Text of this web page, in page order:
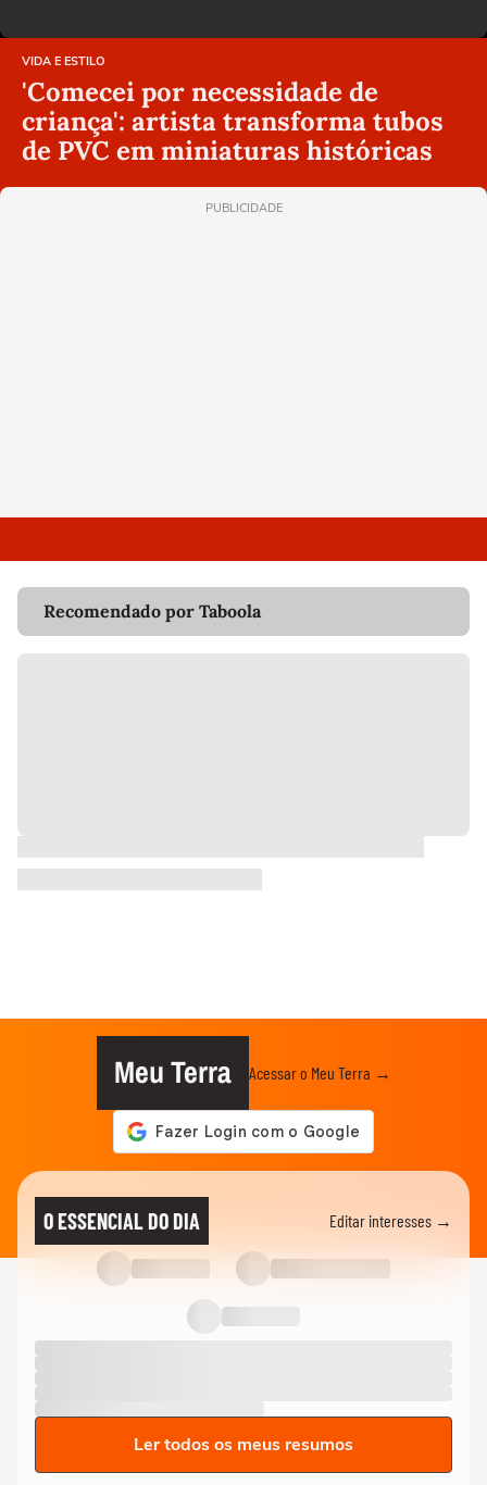
VIDA E ESTILO
'Comecei por necessidade de
criança': artista transforma tubos
de PVC em miniaturas históricas
PUBLICIDADE
Recomendado por Taboola
Meu Terra Acessar o Meu Terra →
O ESSENCIAL DO DIA Editar interesses →
Ler todos os meus resumos